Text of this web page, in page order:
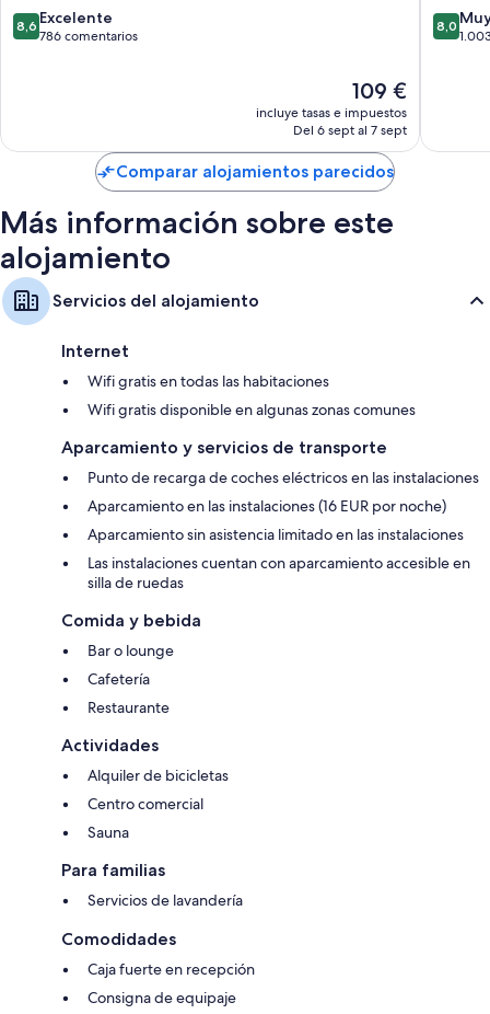
8.6
sobre
8,6 Excelente
786 comentarios
El
precio
actual
de
109 €
109 €
incluye tasas e impuestos
Del 6 sept al 7 sept
8.0
sobre
8,0
Comparar alojamientos parecidos
Más información sobre este
alojamiento
Servicios del alojamiento
Internet
Wifi gratis en todas las habitaciones
Wifi gratis disponible en algunas zonas comunes
Aparcamiento y servicios de transporte
Punto de recarga de coches eléctricos en las instalaciones
Aparcamiento en las instalaciones (16 EUR por noche)
Aparcamiento sin asistencia limitado en las instalaciones
Las instalaciones cuentan con aparcamiento accesible en
silla de ruedas
Comida y bebida
Bar o lounge
Cafetería
Restaurante
Actividades
Alquiler de bicicletas
Centro comercial
Sauna
Para familias
Servicios de lavandería
Comodidades
Caja fuerte en recepción
Consigna de equipaje